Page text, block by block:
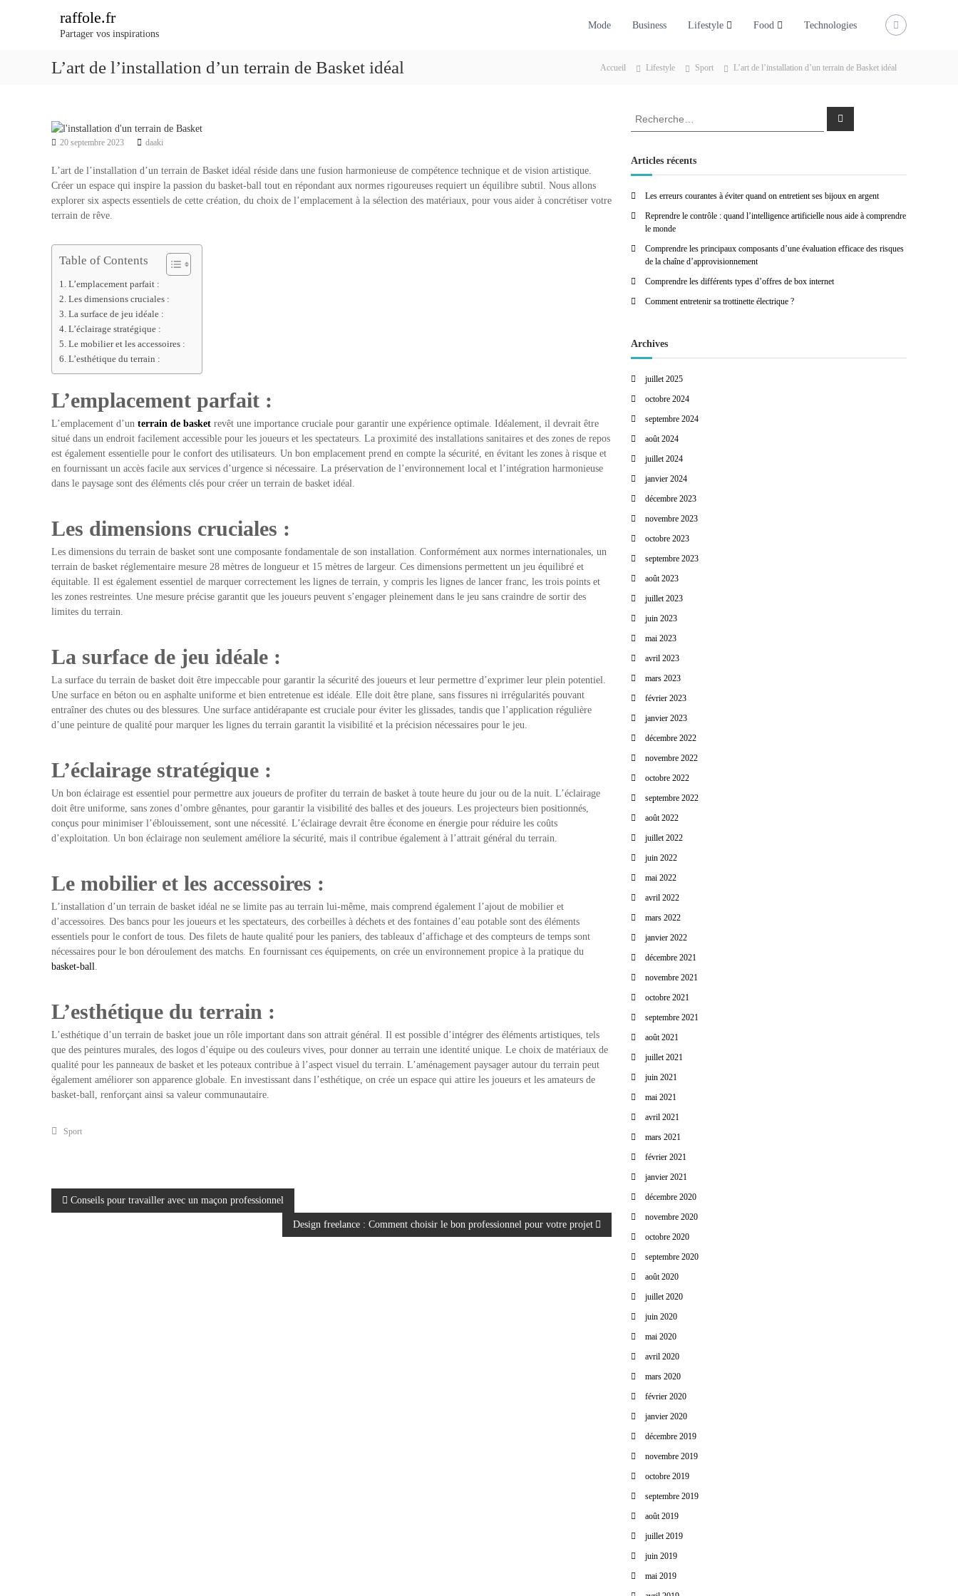
raffole.fr
Partager vos inspirations
Mode Business Lifestyle Food Technologies
L’art de l’installation d’un terrain de Basket idéal Accueil Lifestyle Sport L’art de l’installation d’un terrain de Basket idéal
20 septembre 2023 daaki
L’art de l’installation d’un terrain de Basket idéal réside dans une fusion harmonieuse de compétence technique et de vision artistique.
Créer un espace qui inspire la passion du basket-ball tout en répondant aux normes rigoureuses requiert un équilibre subtil. Nous allons
explorer six aspects essentiels de cette création, du choix de l’emplacement à la sélection des matériaux, pour vous aider à concrétiser votre
terrain de rêve.
Table of Contents
L’emplacement parfait :
Les dimensions cruciales :
La surface de jeu idéale :
L’éclairage stratégique :
Le mobilier et les accessoires :
L’esthétique du terrain :
L’emplacement parfait :
L’emplacement d’un terrain de basket revêt une importance cruciale pour garantir une expérience optimale. Idéalement, il devrait être
situé dans un endroit facilement accessible pour les joueurs et les spectateurs. La proximité des installations sanitaires et des zones de repos
est également essentielle pour le confort des utilisateurs. Un bon emplacement prend en compte la sécurité, en évitant les zones à risque et
en fournissant un accès facile aux services d’urgence si nécessaire. La préservation de l’environnement local et l’intégration harmonieuse
dans le paysage sont des éléments clés pour créer un terrain de basket idéal.
Les dimensions cruciales :
Les dimensions du terrain de basket sont une composante fondamentale de son installation. Conformément aux normes internationales, un
terrain de basket réglementaire mesure 28 mètres de longueur et 15 mètres de largeur. Ces dimensions permettent un jeu équilibré et
équitable. Il est également essentiel de marquer correctement les lignes de terrain, y compris les lignes de lancer franc, les trois points et
les zones restreintes. Une mesure précise garantit que les joueurs peuvent s’engager pleinement dans le jeu sans craindre de sortir des
limites du terrain.
La surface de jeu idéale :
La surface du terrain de basket doit être impeccable pour garantir la sécurité des joueurs et leur permettre d’exprimer leur plein potentiel.
Une surface en béton ou en asphalte uniforme et bien entretenue est idéale. Elle doit être plane, sans fissures ni irrégularités pouvant
entraîner des chutes ou des blessures. Une surface antidérapante est cruciale pour éviter les glissades, tandis que l’application régulière
d’une peinture de qualité pour marquer les lignes du terrain garantit la visibilité et la précision nécessaires pour le jeu.
L’éclairage stratégique :
Un bon éclairage est essentiel pour permettre aux joueurs de profiter du terrain de basket à toute heure du jour ou de la nuit. L’éclairage
doit être uniforme, sans zones d’ombre gênantes, pour garantir la visibilité des balles et des joueurs. Les projecteurs bien positionnés,
conçus pour minimiser l’éblouissement, sont une nécessité. L’éclairage devrait être économe en énergie pour réduire les coûts
d’exploitation. Un bon éclairage non seulement améliore la sécurité, mais il contribue également à l’attrait général du terrain.
Le mobilier et les accessoires :
L’installation d’un terrain de basket idéal ne se limite pas au terrain lui-même, mais comprend également l’ajout de mobilier et
d’accessoires. Des bancs pour les joueurs et les spectateurs, des corbeilles à déchets et des fontaines d’eau potable sont des éléments
essentiels pour le confort de tous. Des filets de haute qualité pour les paniers, des tableaux d’affichage et des compteurs de temps sont
nécessaires pour le bon déroulement des matchs. En fournissant ces équipements, on crée un environnement propice à la pratique du
basket-ball.
L’esthétique du terrain :
L’esthétique d’un terrain de basket joue un rôle important dans son attrait général. Il est possible d’intégrer des éléments artistiques, tels
que des peintures murales, des logos d’équipe ou des couleurs vives, pour donner au terrain une identité unique. Le choix de matériaux de
qualité pour les panneaux de basket et les poteaux contribue à l’aspect visuel du terrain. L’aménagement paysager autour du terrain peut
également améliorer son apparence globale. En investissant dans l’esthétique, on crée un espace qui attire les joueurs et les amateurs de
basket-ball, renforçant ainsi sa valeur communautaire.
Sport
N Conseils pour travailler avec un maçon professionnel
Design freelance : Comment choisir le bon professionnel pour votre projet
R
h
e
h
r
R
c
r
Articles récents
Les erreurs courantes à éviter quand on entretient ses bijoux en argent
Reprendre le contrôle : quand l’intelligence artificielle nous aide à comprendre
le monde
Comprendre les principaux composants d’une évaluation efficace des risques
de la chaîne d’approvisionnement
Comprendre les différents types d’offres de box internet
Comment entretenir sa trottinette électrique ?
Archives
juillet 2025
octobre 2024
septembre 2024
août 2024
juillet 2024
janvier 2024
décembre 2023
novembre 2023
octobre 2023
septembre 2023
août 2023
juillet 2023
juin 2023
mai 2023
avril 2023
mars 2023
février 2023
janvier 2023
décembre 2022
novembre 2022
octobre 2022
septembre 2022
août 2022
juillet 2022
juin 2022
mai 2022
avril 2022
mars 2022
janvier 2022
décembre 2021
novembre 2021
octobre 2021
septembre 2021
août 2021
juillet 2021
juin 2021
mai 2021
avril 2021
mars 2021
février 2021
janvier 2021
décembre 2020
novembre 2020
octobre 2020
septembre 2020
août 2020
juillet 2020
juin 2020
mai 2020
avril 2020
mars 2020
février 2020
janvier 2020
décembre 2019
novembre 2019
octobre 2019
septembre 2019
août 2019
juillet 2019
juin 2019
mai 2019